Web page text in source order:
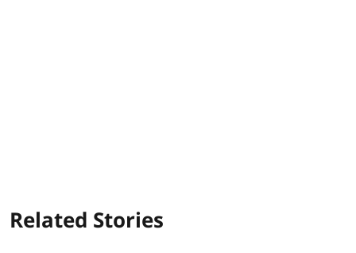
Related Stories